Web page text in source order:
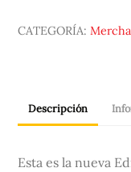
CATEGORÍA:
Descripción
Esta es la nueva